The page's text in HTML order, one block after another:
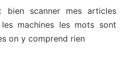
:
bien scanner mes articles
machines les mots sont
on y comprend rien